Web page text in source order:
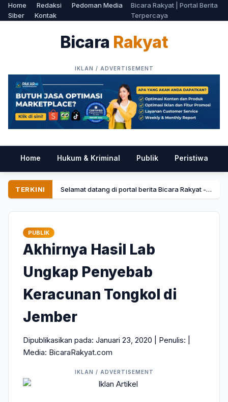
Home Redaksi
Pedoman Media
Siber
Kontak
Bicara Rakyat | Portal Berita
Terpercaya
Bicara Rakyat
Home Hukum & Kriminal Publik Peristiwa
TERKINI Selamat datang di portal berita Bicara Rakyat - Menyajikan informasi tercepat dan terpercaya.
PUBLIK
Akhirnya Hasil Lab
Ungkap Penyebab
Keracunan Tongkol di
Jember
Dipublikasikan pada: Januari 23, 2020 | Penulis:
Media: BicaraRakyat.com